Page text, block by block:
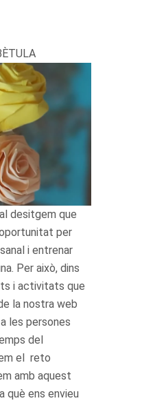
desitgem que
per
i entrenar
Per això, dins
i activitats que
la nostra web
les persones
del
el reto
amb aquest
què ens envieu